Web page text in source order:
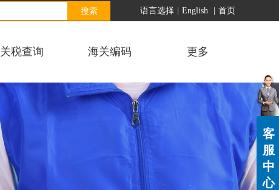
搜索
关税查询 海关编码 更多
语言选择 English 首页
客
服
中
心